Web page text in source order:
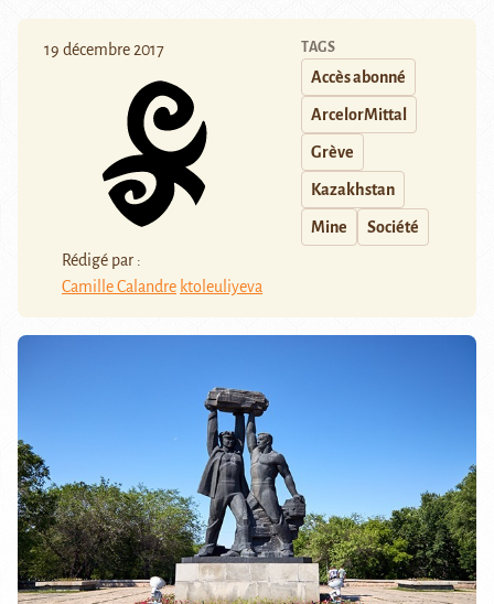
19 décembre 2017
Rédigé par :
Camille Calandre ktoleuliyeva
TAGS
Accès abonné
ArcelorMittal
Grève
Kazakhstan
Mine Société